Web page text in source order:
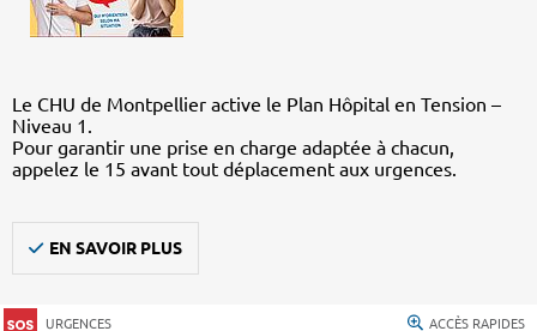
Le CHU de Montpellier active le Plan Hôpital en Tension –
Niveau 1.
Pour garantir une prise en charge adaptée à chacun,
appelez le 15 avant tout déplacement aux urgences.
EN SAVOIR PLUS
URGENCES ACCÈS RAPIDES